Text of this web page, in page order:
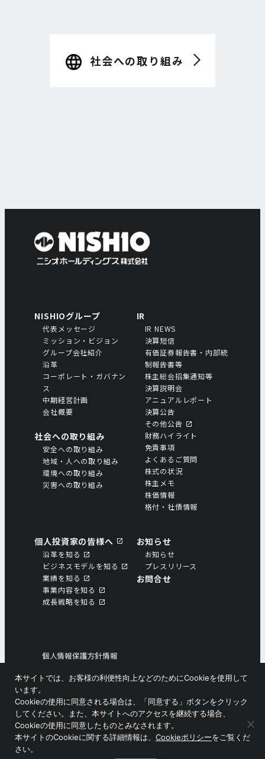
社会への取り組み
NISHIOグループ
代表メッセージ
ミッション・ビジョン
グループ会社紹介
沿革
コーポレート・ガバナン
ス
中期経営計画
会社概要
社会への取り組み
安全への取り組み
地域・人への取り組み
環境への取り組み
災害への取り組み
IR
IR NEWS
決算短信
有価証券報告書・内部統
制報告書等
株主総会招集通知等
決算説明会
アニュアルレポート
決算公告
その他公告
財務ハイライト
免責事項
よくあるご質問
株式の状況
株主メモ
株価情報
格付・社債情報
個人投資家の皆様へ
沿革を知る
ビジネスモデルを知る
業績を知る
事業内容を知る
成⻑戦略を知る
お知らせ
お知らせ
プレスリリース
お問合せ
個人情報保護方針情報
ソーシャルメディアポリシー
Copyright © ニシオホールディングス株式会社
本サイトでは、お客様の利便性向上などのためにCookieを使用して
います。
Cookieの使用に同意される場合は、「同意する」ボタンをクリック
してください。また、本サイトへのアクセスを継続する場合、
Cookieの使用に同意したものとみなされます。
本サイトのCookieに関する詳細情報は、 Cookieポリシーをご覧くだ
さい。